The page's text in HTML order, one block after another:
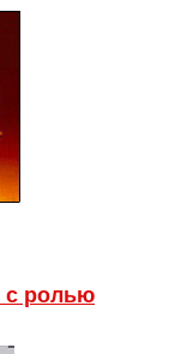
с ролью